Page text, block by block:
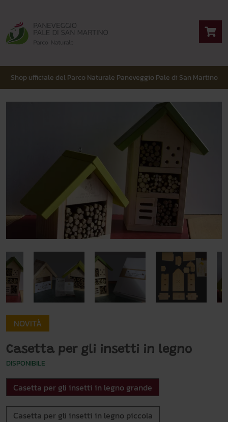
Shop ufficiale del Parco Naturale Paneveggio Pale di San Martino
NOVITÀ
Casetta per gli insetti in legno
DISPONIBILE
Casetta per gli insetti in legno grande
Casetta per gli insetti in legno piccola